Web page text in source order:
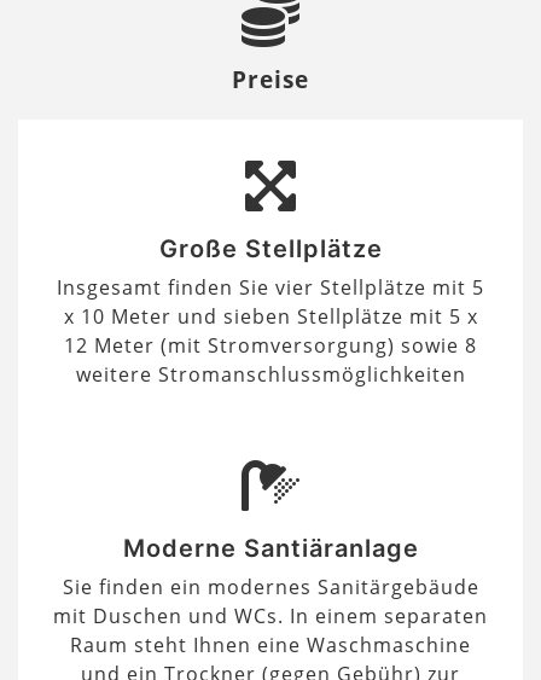
Preise
Große Stellplätze
Insgesamt finden Sie vier Stellplätze mit 5
x 10 Meter und sieben Stellplätze mit 5 x
12 Meter (mit Stromversorgung) sowie 8
weitere Stromanschlussmöglichkeiten
Moderne Santiäranlage
Sie finden ein modernes Sanitärgebäude
mit Duschen und WCs. In einem separaten
Raum steht Ihnen eine Waschmaschine
und ein Trockner (gegen Gebühr) zur